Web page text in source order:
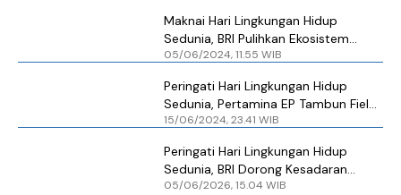
Maknai Hari Lingkungan Hidup
Sedunia, BRI Pulihkan Ekosistem
lewat Program Menanam - Grow &
05/06/2024, 11.55 WIB
Peringati Hari Lingkungan Hidup
Sedunia, Pertamina EP Tambun Field
Inisiasi Sosialisasi Proklim
15/06/2024, 23.41 WIB
Peringati Hari Lingkungan Hidup
Sedunia, BRI Dorong Kesadaran
Budaya Kelola Sampah melalui
05/06/2026, 15.04 WIB